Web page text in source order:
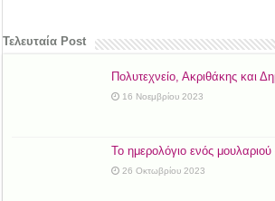
Τελευταία Post
Πολυτεχνείο, Ακριθάκης και
16 Νοεμβρίου 2023
Το ημερολόγιο ενός
26 Οκτωβρίου 2023